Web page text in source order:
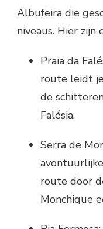
Albufeira die
niveaus. Hier
Praia da
route leidt
de
Falésia.
Serra de
route door
Monchique